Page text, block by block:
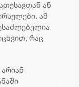
ან
ამ
რაც